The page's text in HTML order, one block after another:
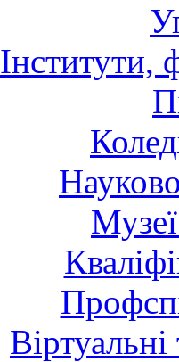
Інститути,